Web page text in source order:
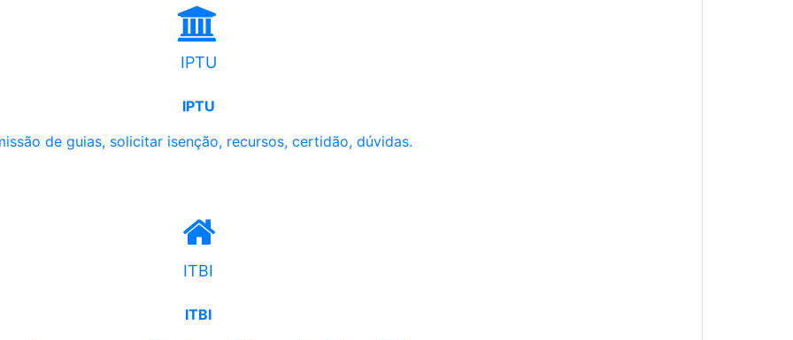
IPTU
IPTU
de guias, solicitar isenção, recursos, certidão, dúvidas.
ITBI
ITBI